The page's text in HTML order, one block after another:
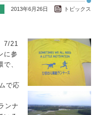
2013年6月26日 トピックス
7/21
に参
、
で応
ンナ